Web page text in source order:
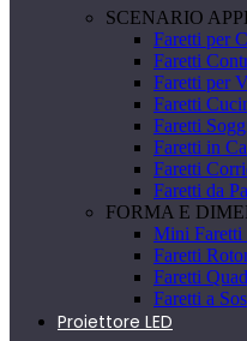
SCENARIO
Faretti per
Faretti
Faretti per
Faretti
Faretti
Faretti in
Faretti
Faretti da
FORMA E
Mini
Faretti
Faretti
Faretti a
Proiettore LED